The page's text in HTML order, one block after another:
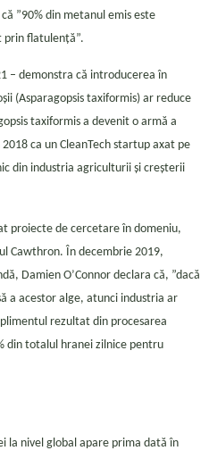
”90% din metanul emis este
prin flatulență”.
– demonstra că introducerea în
(Asparagopsis taxiformis) ar reduce
taxiformis a devenit o armă a
ca un CleanTech startup axat pe
din industria agriculturii și creșterii
proiecte de cercetare în domeniu,
Cawthron. În decembrie 2019,
Damien O’Connor declara că, ”dacă
a acestor alge, atunci industria ar
rezultat din procesarea
din totalul hranei zilnice pentru
la nivel global apare prima dată în